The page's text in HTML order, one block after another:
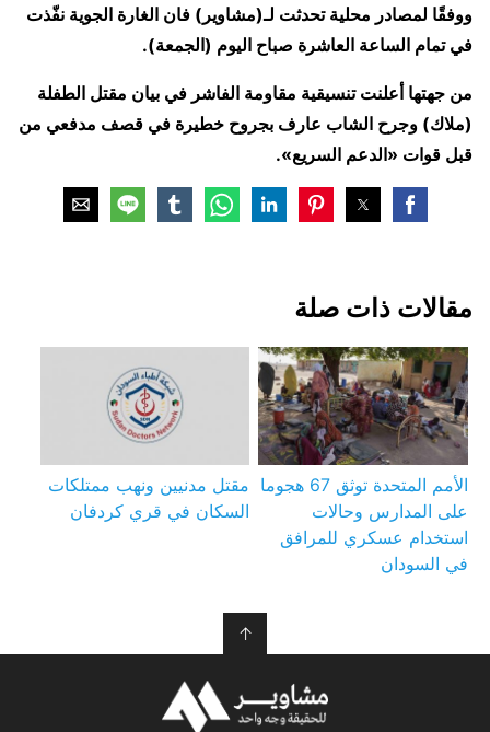
ووفقًا لمصادر محلية تحدثت لـ(مشاوير) فان الغارة الجوية نفّذت
في تمام الساعة العاشرة صباح اليوم (الجمعة).
من جهتها أعلنت تنسيقية مقاومة الفاشر في بيان مقتل الطفلة
(ملاك) وجرح الشاب عارف بجروح خطيرة في قصف مدفعي من
قبل قوات «الدعم السريع».
مقالات ذات صلة
الأمم المتحدة توثق 67 هجوما
على المدارس وحالات
استخدام عسكري للمرافق
في السودان
مقتل مدنيين ونهب ممتلكات
السكان في قري كردفان
↑